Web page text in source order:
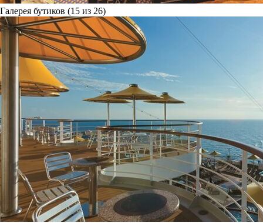
Галерея бутиков (15 из 26)